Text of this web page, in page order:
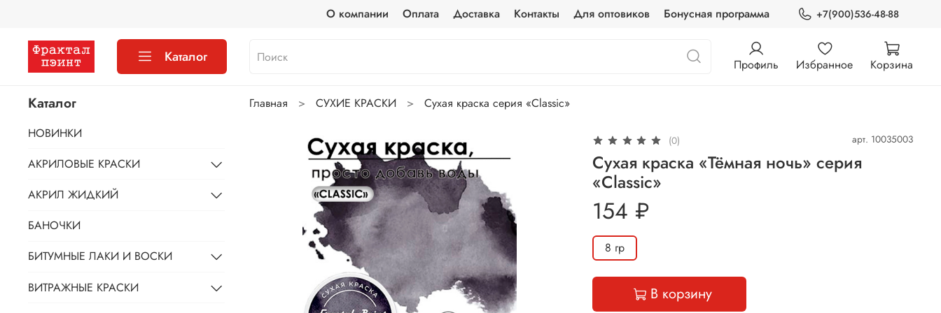
О компании Оплата Доставка Контакты Для оптовиков Бонусная программа +7(900)536-48-88
Каталог Профиль Избранное Корзина
Главная СУХИЕ КРАСКИ Сухая краска серия «Classic»
(0) арт. 10035003
Сухая краска «Тёмная ночь» серия
«Classic»
154 ₽
8 гр
В корзину
Каталог
НОВИНКИ
АКРИЛОВЫЕ КРАСКИ
АКРИЛ ЖИДКИЙ
БАНОЧКИ
БИТУМНЫЕ ЛАКИ И ВОСКИ
ВИТРАЖНЫЕ КРАСКИ